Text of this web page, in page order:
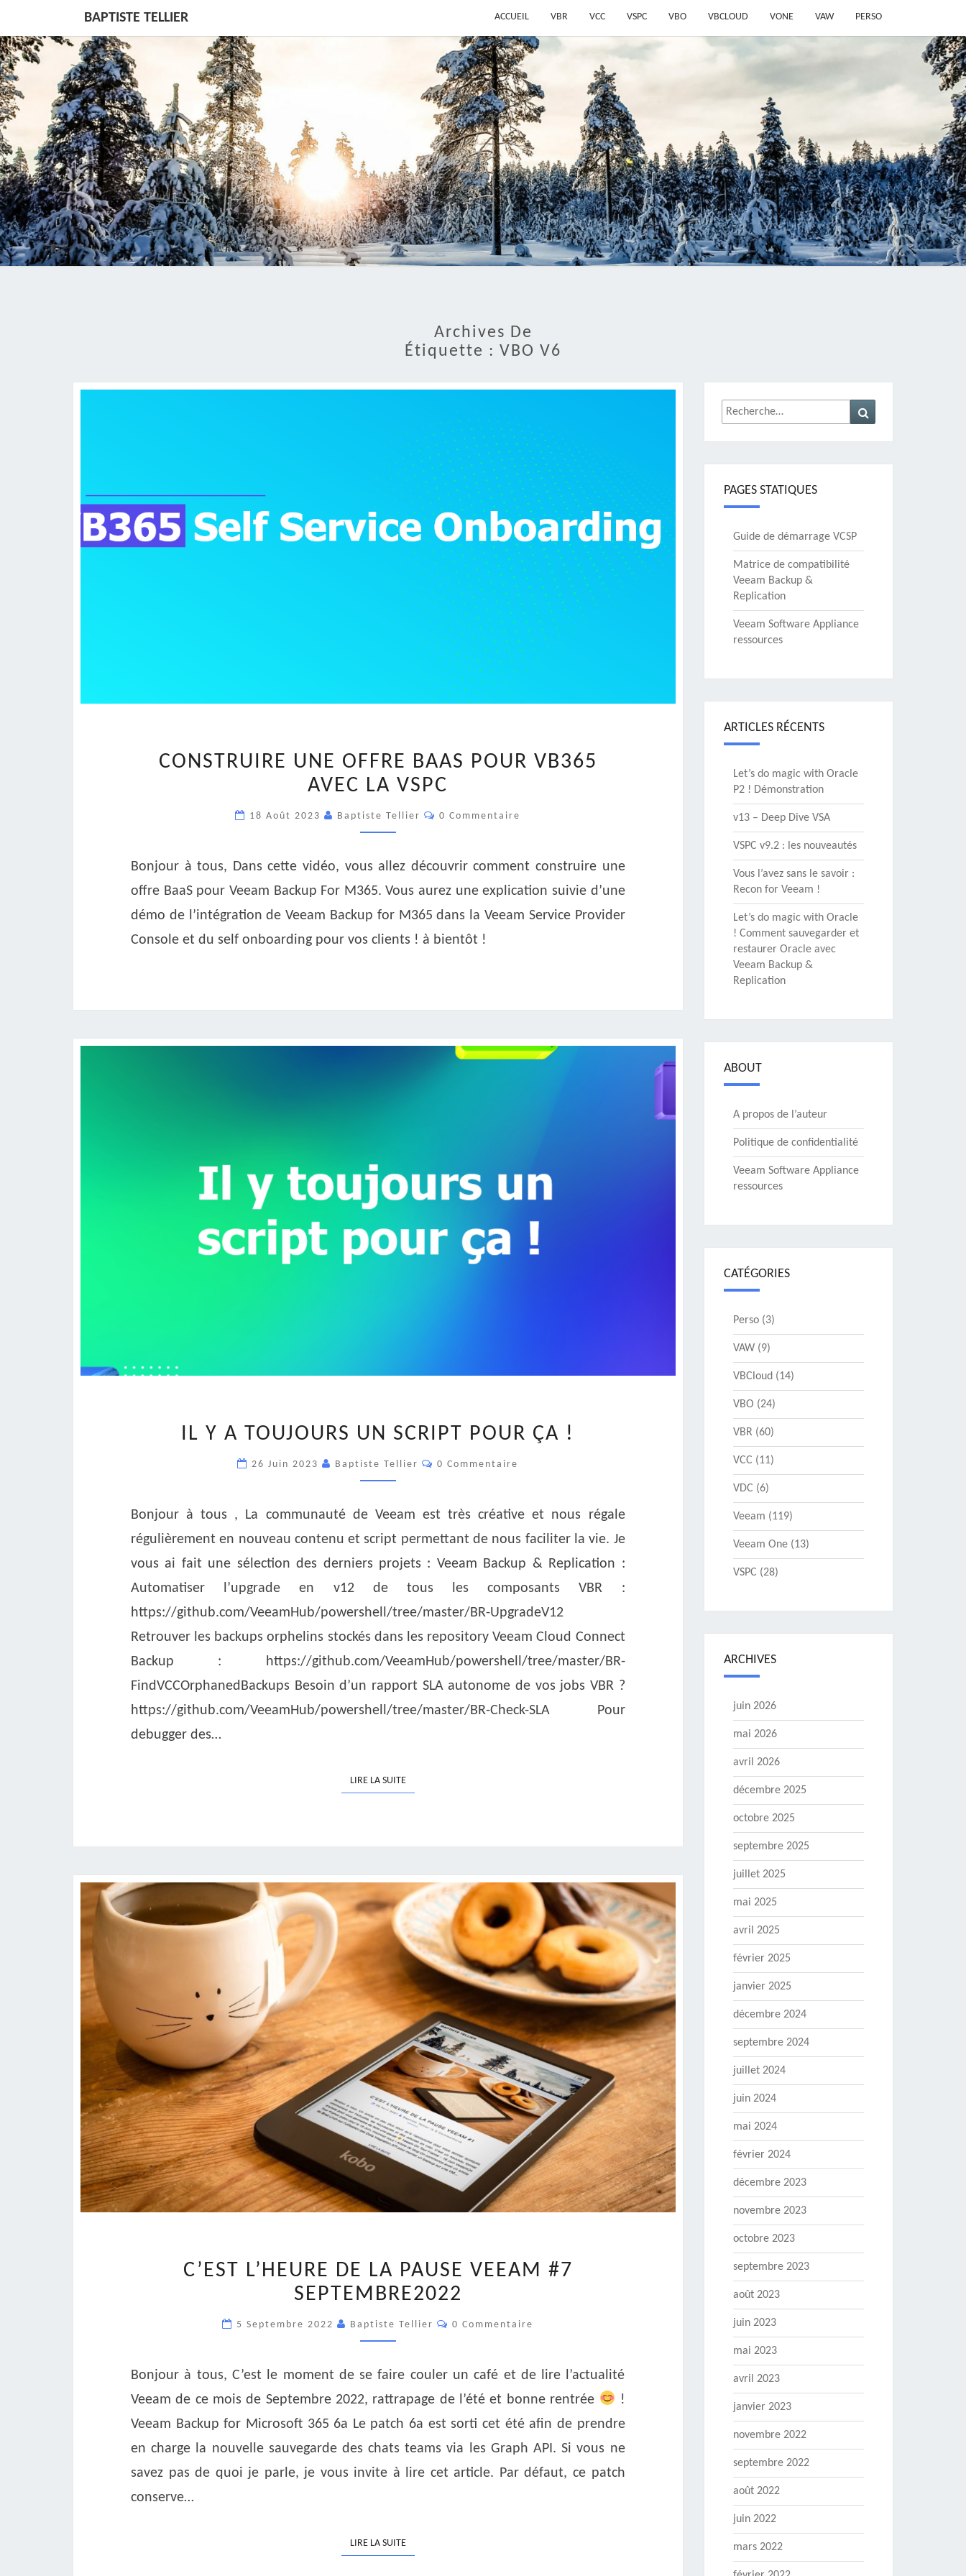
BAPTISTE TELLIER ACCUEIL VBR VCC VSPC VBO VBCLOUD VONE VAW PERSO
Archives De
Étiquette : VBO V6
UNE
OFFRE
AVEC
LA
VSPC
CONSTRUIRE UNE OFFRE BAAS POUR VB365
AVEC LA VSPC
18 Août 2023 Baptiste Tellier Commentaires
0 Commentaire
Bonjour à tous, Dans cette vidéo, vous allez découvrir comment construire une
offre BaaS pour Veeam Backup For M365. Vous aurez une explication suivie d’une
démo de l’intégration de Veeam Backup for M365 dans la Veeam Service Provider
Console et du self onboarding pour vos clients ! à bientôt !
Y
A
TOUJOURS
SCRIPT
POUR
ÇA
!
IL Y A TOUJOURS UN SCRIPT POUR ÇA !
26 Juin 2023 Baptiste Tellier Commentaires
0 Commentaire
Bonjour à tous , La communauté de Veeam est très créative et nous régale
régulièrement en nouveau contenu et script permettant de nous faciliter la vie. Je
vous ai fait une sélection des derniers projets : Veeam Backup & Replication :
Automatiser l’upgrade en v12 de tous les composants VBR :
https://github.com/VeeamHub/powershell/tree/master/BR-UpgradeV12
Retrouver les backups orphelins stockés dans les repository Veeam Cloud Connect
Backup : https://github.com/VeeamHub/powershell/tree/master/BR-
FindVCCOrphanedBackups Besoin d’un rapport SLA autonome de vos jobs VBR ?
https://github.com/VeeamHub/powershell/tree/master/BR-Check-SLA Pour
debugger des…
LIRE LA SUITELIRE LA SUITE
L’HEURE
DE
#7
SEPTEMBRE2022
C’EST L’HEURE DE LA PAUSE VEEAM #7
SEPTEMBRE2022
5 Septembre 2022 Baptiste Tellier Commentaires
0 Commentaire
Bonjour à tous, C’est le moment de se faire couler un café et de lire l’actualité
Veeam de ce mois de Septembre 2022, rattrapage de l’été et bonne rentrée
!
Veeam Backup for Microsoft 365 6a Le patch 6a est sorti cet été afin de prendre
en charge la nouvelle sauvegarde des chats teams via les Graph API. Si vous ne
savez pas de quoi je parle, je vous invite à lire cet article. Par défaut, ce patch
conserve…
LIRE LA SUITELIRE LA SUITE
Rechercher :
PAGES STATIQUES
Guide de démarrage VCSP
Matrice de compatibilité
Veeam Backup &
Replication
Veeam Software Appliance
ressources
ARTICLES RÉCENTS
Let’s do magic with Oracle
P2 ! Démonstration
v13 – Deep Dive VSA
VSPC v9.2 : les nouveautés
Vous l’avez sans le savoir :
Recon for Veeam !
Let’s do magic with Oracle
! Comment sauvegarder et
restaurer Oracle avec
Veeam Backup &
Replication
ABOUT
A propos de l’auteur
Politique de confidentialité
Veeam Software Appliance
ressources
CATÉGORIES
Perso(3)
VAW(9)
VBCloud (14)
VBO (24)
VBR(60)
VCC (11)
VDC (6)
Veeam (119)
Veeam One(13)
VSPC (28)
ARCHIVES
juin 2026
mai 2026
avril 2026
décembre 2025
octobre 2025
septembre 2025
juillet 2025
mai 2025
avril 2025
février 2025
janvier 2025
décembre 2024
septembre 2024
juillet 2024
juin 2024
mai 2024
février 2024
décembre 2023
novembre 2023
octobre 2023
septembre 2023
août 2023
juin 2023
mai 2023
avril 2023
janvier 2023
novembre 2022
septembre 2022
août 2022
juin 2022
mars 2022